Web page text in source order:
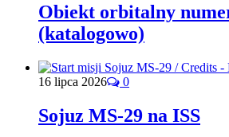
Obiekt orbitalny
(katalogowo)
16 lipca 2026 0
Sojuz MS-29 na ISS